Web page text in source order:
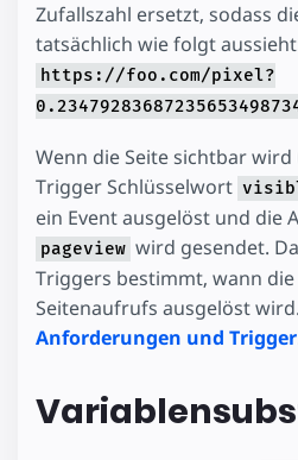
Zufallszahl ersetzt, sodass
tatsächlich wie folgt
https://foo.com/pixel?
Wenn die Seite sichtbar
Trigger Schlüsselwort
ein Event ausgelöst und die
pageview wird gesendet.
Triggers bestimmt, wann
Seitenaufrufs ausgelöst
Anforderungen und Trigger